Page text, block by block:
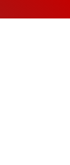
Tropodo .